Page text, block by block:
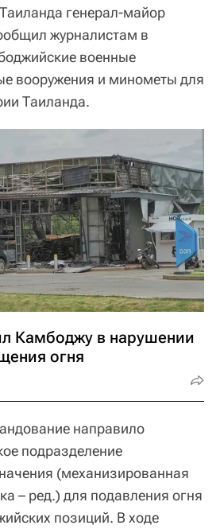
генерал-майор
журналистам в
военные
вооружения и минометы для
Таиланда.
Камбоджу в нарушении
огня
направило
подразделение
(механизированная
– ред.) для подавления огня
позиций. В ходе